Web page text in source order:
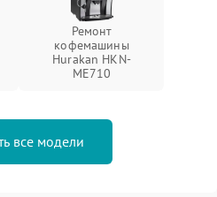
Ремонт
кофемашины
Hurakan HKN-
ME710
все модели